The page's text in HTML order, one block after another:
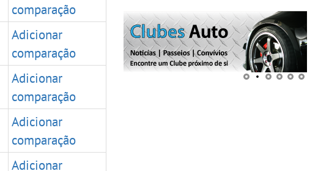
comparação
Adicionar
comparação
Adicionar
comparação
Adicionar
comparação
Adicionar